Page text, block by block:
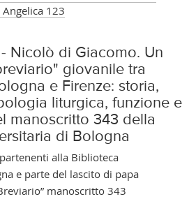
123
Nicolò di Giacomo. Un
giovanile tra
e Firenze: storia,
liturgica, funzione e
manoscritto 343 della
di Bologna
alla Biblioteca
e parte del lascito di papa
manoscritto 343